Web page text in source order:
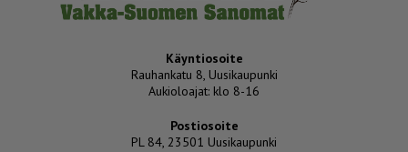
Käyntiosoite
Rauhankatu 8, Uusikaupunki
Aukioloajat: klo 8-16
Postiosoite
PL 84, 23501 Uusikaupunki